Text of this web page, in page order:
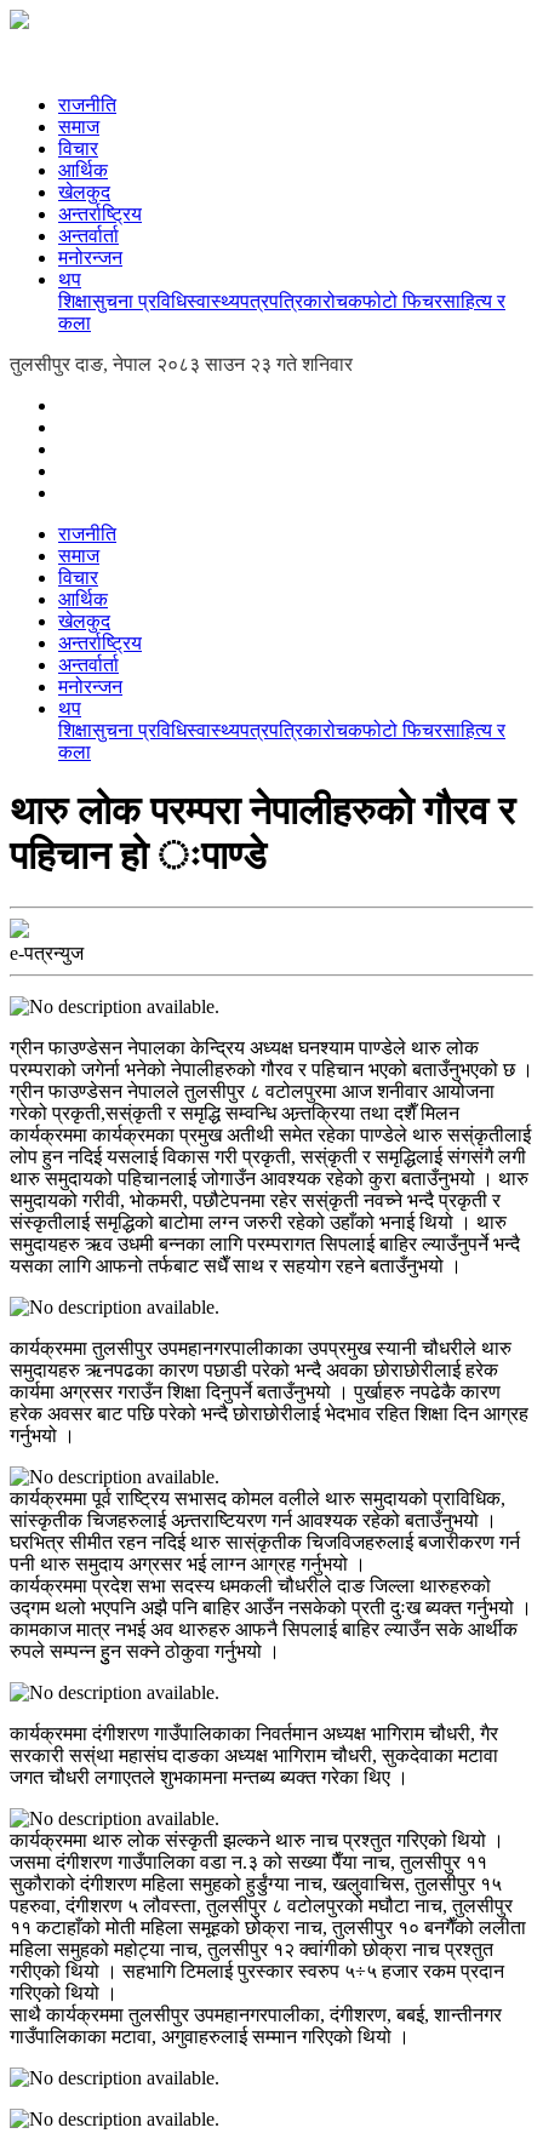
राजनीति
समाज
विचार
आर्थिक
खेलकुद
अन्तर्राष्ट्रिय
अन्तर्वार्ता
मनोरन्जन
थप
शिक्षासुचना प्रविधिस्वास्थ्यपत्रपत्रिकारोचकफोटो फिचरसाहित्य र
कला
तुलसीपुर दाङ, नेपाल २०८३ साउन २३ गते शनिवार
राजनीति
समाज
विचार
आर्थिक
खेलकुद
अन्तर्राष्ट्रिय
अन्तर्वार्ता
मनोरन्जन
थप
शिक्षासुचना प्रविधिस्वास्थ्यपत्रपत्रिकारोचकफोटो फिचरसाहित्य र
कला
थारु लोक परम्परा नेपालीहरुको गौरव र
पहिचान हो ःपाण्डे
e-पत्रन्युज
ग्रीन फाउण्डेसन नेपालका केन्द्रिय अध्यक्ष घनश्याम पाण्डेले थारु लोक
परम्पराको जगेर्ना भनेको नेपालीहरुको गौरव र पहिचान भएको बताउँनुभएको छ ।
ग्रीन फाउण्डेसन नेपालले तुलसीपुर ८ वटोलपुरमा आज शनीवार आयोजना
गरेको प्रकृती,सस्ंकृती र समृद्धि सम्वन्धि अन्र्तक्रिया तथा दशैँ मिलन
कार्यक्रममा कार्यक्रमका प्रमुख अतीथी समेत रहेका पाण्डेले थारु सस्ंकृतीलाई
लोप हुन नदिई यसलाई विकास गरी प्रकृती, सस्ंकृती र समृद्धिलाई संगसंगै लगी
थारु समुदायको पहिचानलाई जोगाउँन आवश्यक रहेको कुरा बताउँनुभयो । थारु
समुदायको गरीवी, भोकमरी, पछौटेपनमा रहेर सस्ंकृती नवच्ने भन्दै प्रकृती र
संस्कृतीलाई समृद्धिको बाटोमा लग्न जरुरी रहेको उहाँको भनाई थियो । थारु
समुदायहरु ऋव उधमी बन्नका लागि परम्परागत सिपलाई बाहिर ल्याउँनुपर्ने भन्दै
यसका लागि आफनो तर्फबाट सधैँ साथ र सहयोग रहने बताउँनुभयो ।
कार्यक्रममा तुलसीपुर उपमहानगरपालीकाका उपप्रमुख स्यानी चौधरीले थारु
समुदायहरु ऋनपढका कारण पछाडी परेको भन्दै अवका छोराछोरीलाई हरेक
कार्यमा अग्रसर गराउँन शिक्षा दिनुपर्ने बताउँनुभयो । पुर्खाहरु नपढेकै कारण
हरेक अवसर बाट पछि परेको भन्दै छोराछोरीलाई भेदभाव रहित शिक्षा दिन आग्रह
गर्नुभयो ।
कार्यक्रममा पूर्व राष्ट्रिय सभासद कोमल वलीले थारु समुदायको प्राविधिक,
सांस्कृतीक चिजहरुलाई अन्र्तराष्टियरण गर्न आवश्यक रहेको बताउँनुभयो ।
घरभित्र सीमीत रहन नदिई थारु सास्ंकृतीक चिजविजहरुलाई बजारीकरण गर्न
पनी थारु समुदाय अग्रसर भई लाग्न आग्रह गर्नुभयो ।
कार्यक्रममा प्रदेश सभा सदस्य धमकली चौधरीले दाङ जिल्ला थारुहरुको
उद्गम थलो भएपनि अझै पनि बाहिर आउँन नसकेको प्रती दुःख ब्यक्त गर्नुभयो ।
कामकाज मात्र नभई अव थारुहरु आफनै सिपलाई बाहिर ल्याउँन सके आर्थीक
रुपले सम्पन्न हुुन सक्ने ठोकुवा गर्नुभयो ।
कार्यक्रममा दंगीशरण गाउँपालिकाका निवर्तमान अध्यक्ष भागिराम चौधरी, गैर
सरकारी सस्ंथा महासंघ दाङका अध्यक्ष भागिराम चौधरी, सुकदेवाका मटावा
जगत चौधरी लगाएतले शुभकामना मन्तब्य ब्यक्त गरेका थिए ।
कार्यक्रममा थारु लोक संस्कृती झल्कने थारु नाच प्रश्तुत गरिएको थियो ।
जसमा दंगीशरण गाउँपालिका वडा न.३ को सख्या पैँया नाच, तुलसीपुर ११
सुकौराको दंगीशरण महिला समुहको हुर्डुंग्या नाच, खलुवाचिस, तुलसीपुर १५
पहरुवा, दंगीशरण ५ लौवस्ता, तुलसीपुर ८ वटोलपुरको मघौटा नाच, तुलसीपुर
११ कटाहाँको मोती महिला समूहको छोक्रा नाच, तुलसीपुर १० बनगैँको ललीता
महिला समुहको महोट्या नाच, तुलसीपुर १२ क्वांगीको छोक्रा नाच प्रश्तुत
गरीएको थियो । सहभागि टिमलाई पुरस्कार स्वरुप ५÷५ हजार रकम प्रदान
गरिएको थियो ।
साथै कार्यक्रममा तुलसीपुर उपमहानगरपालीका, दंगीशरण, बबई, शान्तीनगर
गाउँपालिकाका मटावा, अगुवाहरुलाई सम्मान गरिएको थियो ।